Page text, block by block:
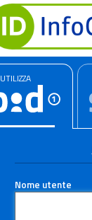
UTILIZZA
Nome utente